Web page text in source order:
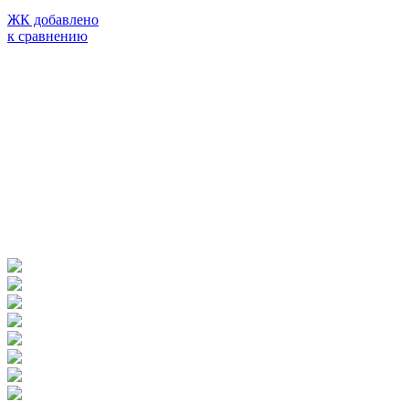
ЖК добавлено
к сравнению